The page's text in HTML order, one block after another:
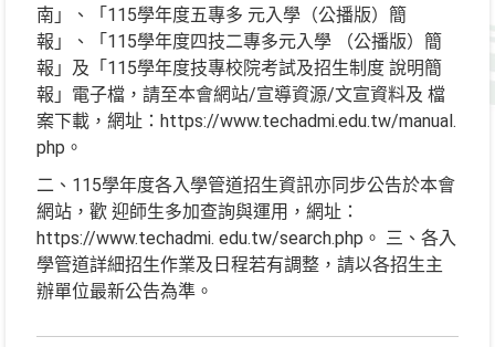
南」、「115學年度五專多 元入學（公播版）簡
報」、「115學年度四技二專多元入學 （公播版）簡
報」及「115學年度技專校院考試及招生制度 說明簡
報」電子檔，請至本會網站/宣導資源/文宣資料及 檔
案下載，網址：https://www.techadmi.edu.tw/manual.
php。
二、115學年度各入學管道招生資訊亦同步公告於本會
網站，歡 迎師生多加查詢與運用，網址：
https://www.techadmi. edu.tw/search.php。 三、各入
學管道詳細招生作業及日程若有調整，請以各招生主
辦單位最新公告為準。